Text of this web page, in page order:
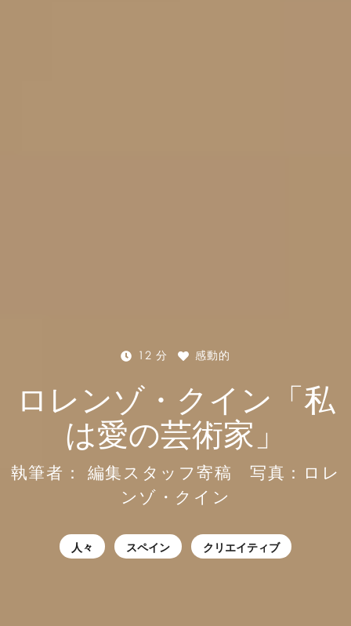
12 分 感動的
ロレンゾ・クイン「私
は愛の芸術家」
執筆者：
編集スタッフ寄稿 写真：ロレ
ンゾ・クイン
人々 スペイン クリエイティブ